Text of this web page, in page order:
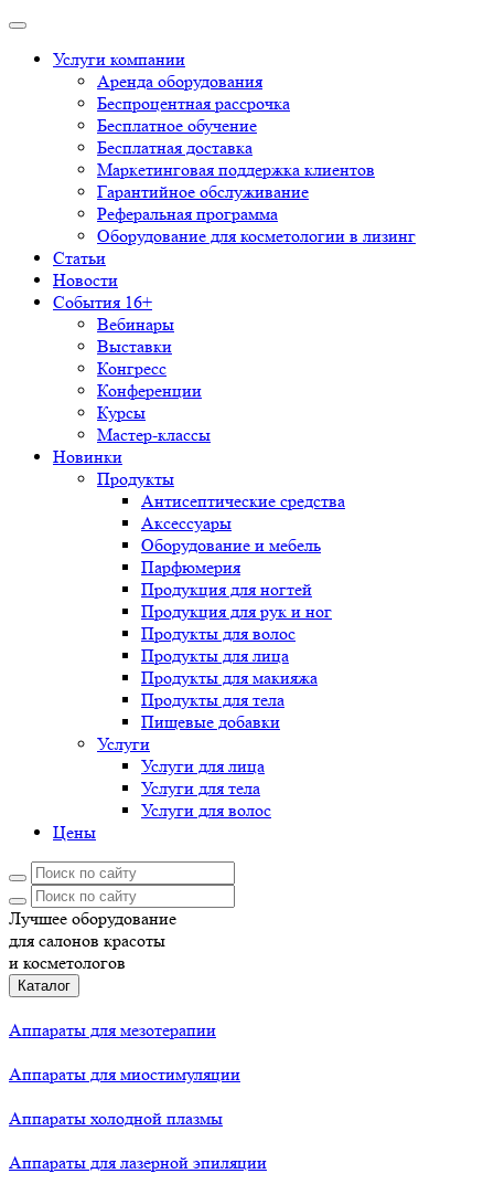
Услуги компании
Аренда оборудования
Беспроцентная рассрочка
Бесплатное обучение
Бесплатная доставка
Маркетинговая поддержка клиентов
Гарантийное обслуживание
Реферальная программа
Оборудование для косметологии в лизинг
Статьи
Новости
События 16+
Вебинары
Выставки
Конгресс
Конференции
Курсы
Мастер-классы
Новинки
Продукты
Антисептические средства
Аксессуары
Оборудование и мебель
Парфюмерия
Продукция для ногтей
Продукция для рук и ног
Продукты для волос
Продукты для лица
Продукты для макияжа
Продукты для тела
Пищевые добавки
Услуги
Услуги для лица
Услуги для тела
Услуги для волос
Цены
Лучшее оборудование
для салонов красоты
и косметологов
Каталог
Аппараты для мезотерапии
Аппараты для миостимуляции
Аппараты холодной плазмы
Аппараты для лазерной эпиляции